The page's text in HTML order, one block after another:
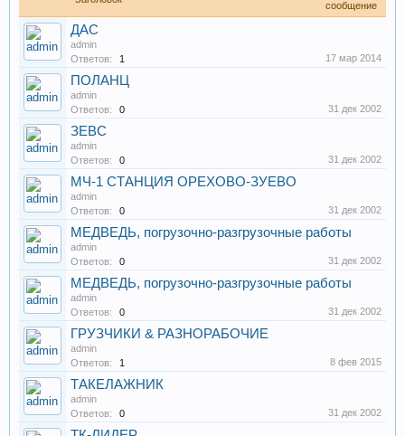
сообщение
ДАС
admin
Ответов:
1 17 мар 2014
ПОЛАНЦ
admin
Ответов:
0 31 дек 2002
ЗЕВС
admin
Ответов:
0 31 дек 2002
МЧ-1 СТАНЦИЯ ОРЕХОВО-ЗУЕВО
admin
Ответов:
0 31 дек 2002
МЕДВЕДЬ, погрузочно-разгрузочные работы
admin
Ответов:
0 31 дек 2002
МЕДВЕДЬ, погрузочно-разгрузочные работы
admin
Ответов:
0 31 дек 2002
ГРУЗЧИКИ & РАЗНОРАБОЧИЕ
admin
Ответов:
1 8 фев 2015
ТАКЕЛАЖНИК
admin
Ответов:
0 31 дек 2002